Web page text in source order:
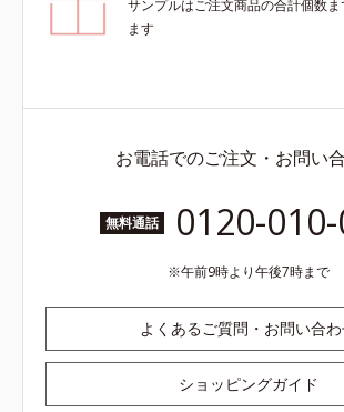
サンプルはご注文商品の合計個数
ます
お電話でのご注文・お問い
無料通話 0120-
午前9時より午後7時まで
よくあるご質問・お問い合
ショッピングガイド